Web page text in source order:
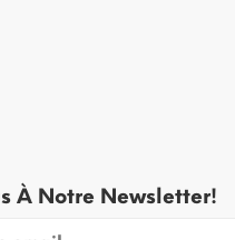
À Notre Newsletter!